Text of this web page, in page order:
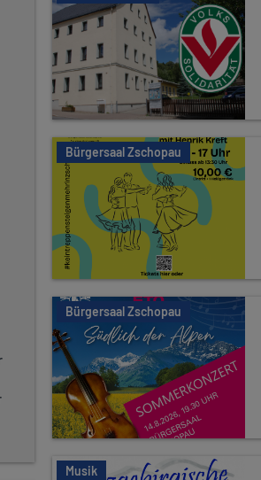
Bürgersaal Zschopau
Bürgersaal Zschopau
Musik